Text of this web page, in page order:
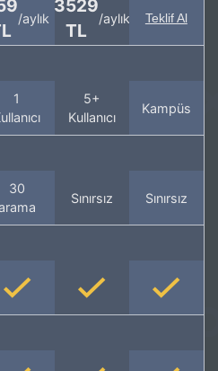
/aylık
3529
TL
/aylık Teklif Al
1
5+
Kullanıcı
Kampüs
30
Sınırsız Sınırsız